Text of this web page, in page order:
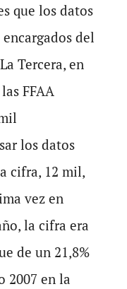
que los datos
del
Tercera, en
FFAA
los datos
cifra, 12 mil,
vez en
la cifra era
de un 21,8%
2007 en la